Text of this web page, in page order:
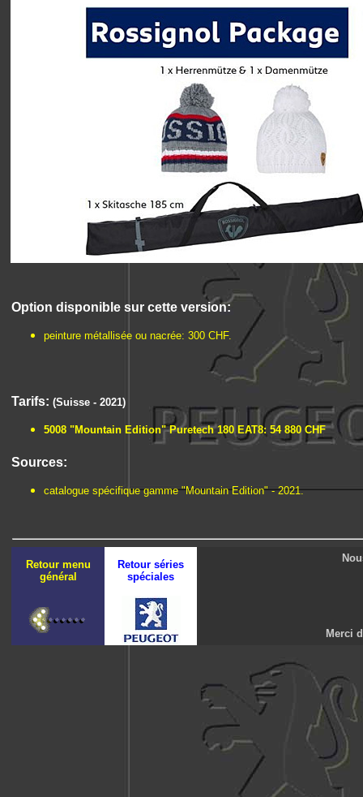
Option disponible sur cette version:
peinture métallisée ou nacrée: 300 CHF.
Tarifs: (Suisse - 2021)
5008 "Mountain Edition"Puretech 180 EAT8: 54 880 CHF
Sources:
catalogue spécifique gamme "Mountain Edition" - 2021.
Retour menu
général
Retour séries
spéciales
Merci